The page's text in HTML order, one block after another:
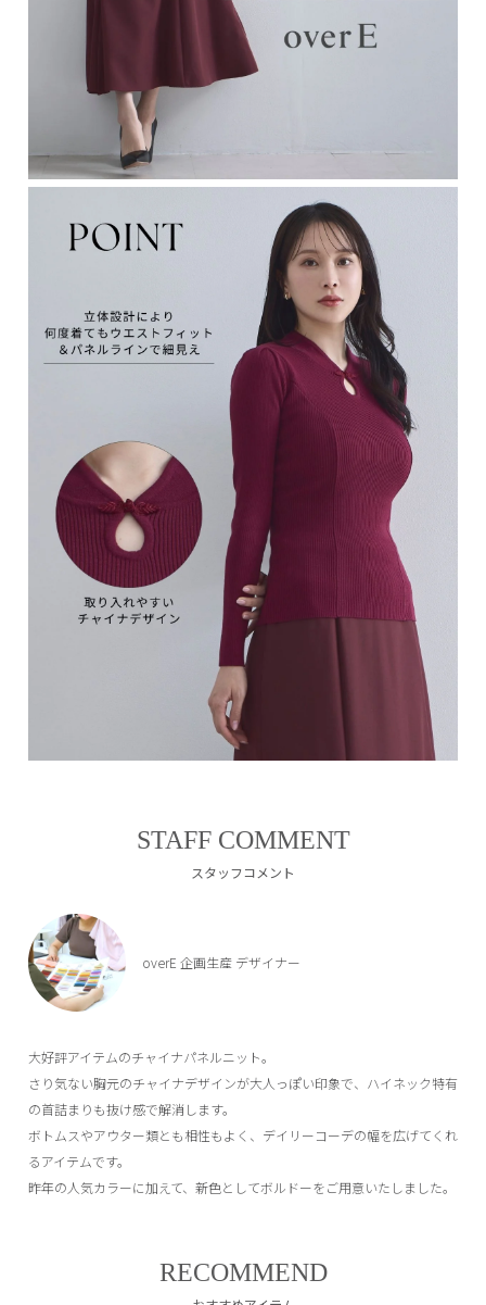
STAFF COMMENT
スタッフコメント
overE 企画生産 デザイナー
大好評アイテムのチャイナパネルニット。
さり気ない胸元のチャイナデザインが大人っぽい印象で、ハイネック特有
の首詰まりも抜け感で解消します。
ボトムスやアウター類とも相性もよく、デイリーコーデの幅を広げてくれ
るアイテムです。
昨年の人気カラーに加えて、新色としてボルドーをご用意いたしました。
RECOMMEND